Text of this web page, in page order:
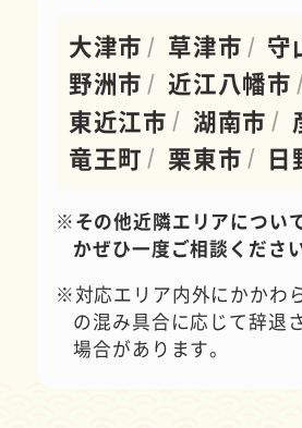
大津市 草津市
守
野洲市
近江八幡市
東近江市
湖南市
竜王町
栗東市 日
その他近隣エリアについ
かぜひ一度ご相談ください
対応エリア内外にかかわ
の混み具合に応じて辞退
場合があります。